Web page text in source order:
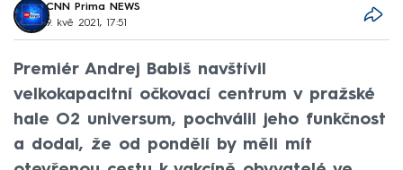
CNN Prima NEWS
9. kvě 2021, 17:51
Premiér Andrej Babiš navštívil
velkokapacitní očkovací centrum v pražské
hale O2 universum, pochválil jeho funkčnost
a dodal, že od pondělí by měli mít